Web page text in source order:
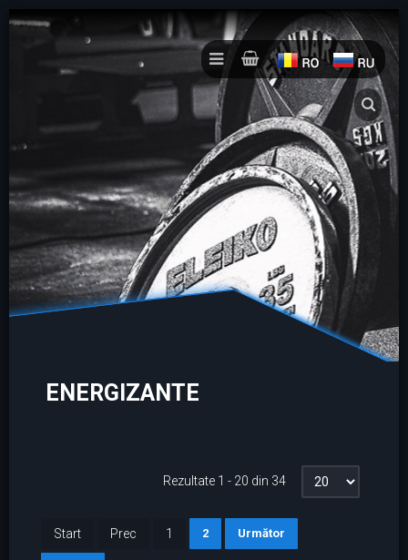
ENERGIZANTE
Rezultate 1 - 20 din 34
Start Prec 1 2 Următor